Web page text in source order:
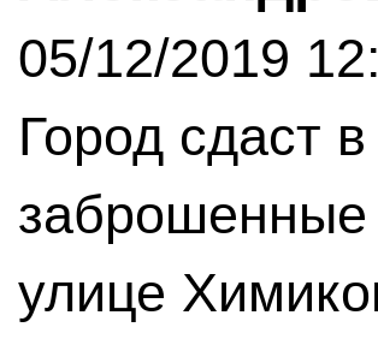
05/12/2019
Город сдаст
заброшенные
улице